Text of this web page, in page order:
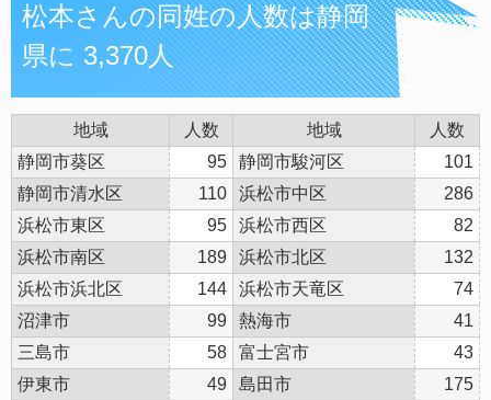
松本さんの同姓の人数は静岡
県に 3,370人
地域 人数 地域
人数
静岡市葵区
95 静岡市駿河区
101
静岡市清水区
110 浜松市中区
286
浜松市東区
95 浜松市西区
82
浜松市南区
189 浜松市北区
132
浜松市浜北区
144 浜松市天竜区
74
沼津市
99 熱海市
41
三島市
58 富士宮市
43
伊東市
49 島田市
175